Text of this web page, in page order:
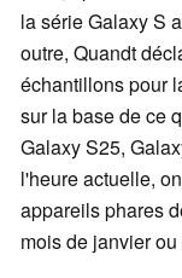
la série Galaxy S
outre, Quandt
échantillons pour
sur la base de ce
Galaxy S25,
l'heure actuelle,
appareils phares
mois de janvier